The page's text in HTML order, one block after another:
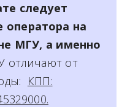
следует
на
МГУ, а именно
отличают от
КПП: